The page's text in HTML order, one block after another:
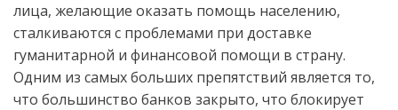
лица, желающие оказать помощь населению,
сталкиваются с проблемами при доставке
гуманитарной и финансовой помощи в страну.
Одним из самых больших препятствий является то,
что большинство банков закрыто, что блокирует